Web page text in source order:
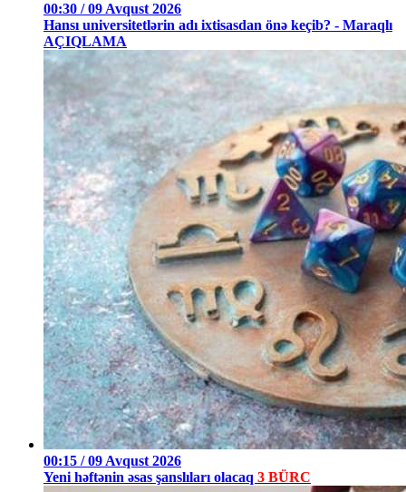
00:30 / 09 Avqust 2026
Hansı universitetlərin adı ixtisasdan önə keçib? - Maraqlı
AÇIQLAMA
00:15 / 09 Avqust 2026
Yeni həftənin əsas şanslıları olacaq 3 BÜRC